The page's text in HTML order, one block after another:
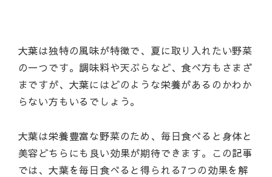
大葉は独特の風味が特徴で、夏に取り入れたい野菜
の一つです。調味料や天ぷらなど、食べ方もさまざ
まですが、大葉にはどのような栄養があるのかわか
らない方もいるでしょう。
大葉は栄養豊富な野菜のため、毎日食べると身体と
美容どちらにも良い効果が期待できます。この記事
では、大葉を毎日食べると得られる7つの効果を解